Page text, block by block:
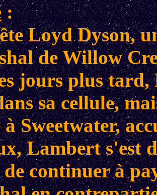
:
Loyd Dyson,
de Willow
jours plus tard,
sa cellule,
à Sweetwater,
Lambert s'est
continuer à